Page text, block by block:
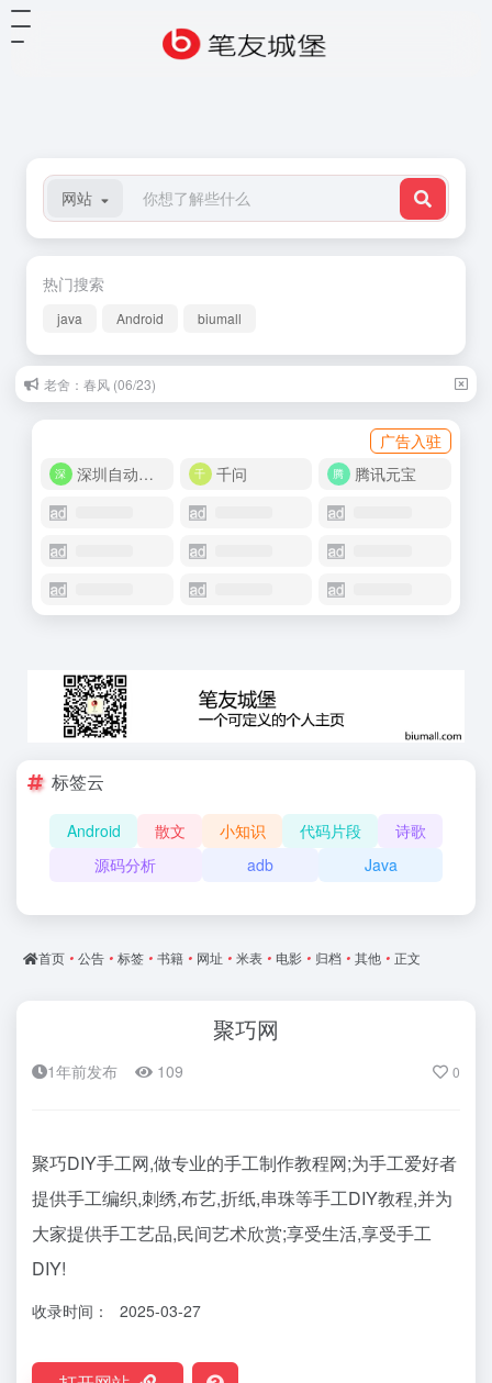
网站
热门搜索
java Android biumall
老舍：春风 (06/23)
广告入驻
深圳自动化商城
千问 腾讯元宝
标签云
Android 散文 小知识 代码片段
诗歌
源码分析
adb Java
首页 • 公告 • 标签 • 书籍 • 网址 • 米表 • 电影 • 归档 • 其他 • 正文
聚巧网
1年前发布 109 0
聚巧DIY手工网,做专业的手工制作教程网;为手工爱好者
提供手工编织,刺绣,布艺,折纸,串珠等手工DIY教程,并为
大家提供手工艺品,民间艺术欣赏;享受生活,享受手工
DIY!
收录时间： 2025-03-27